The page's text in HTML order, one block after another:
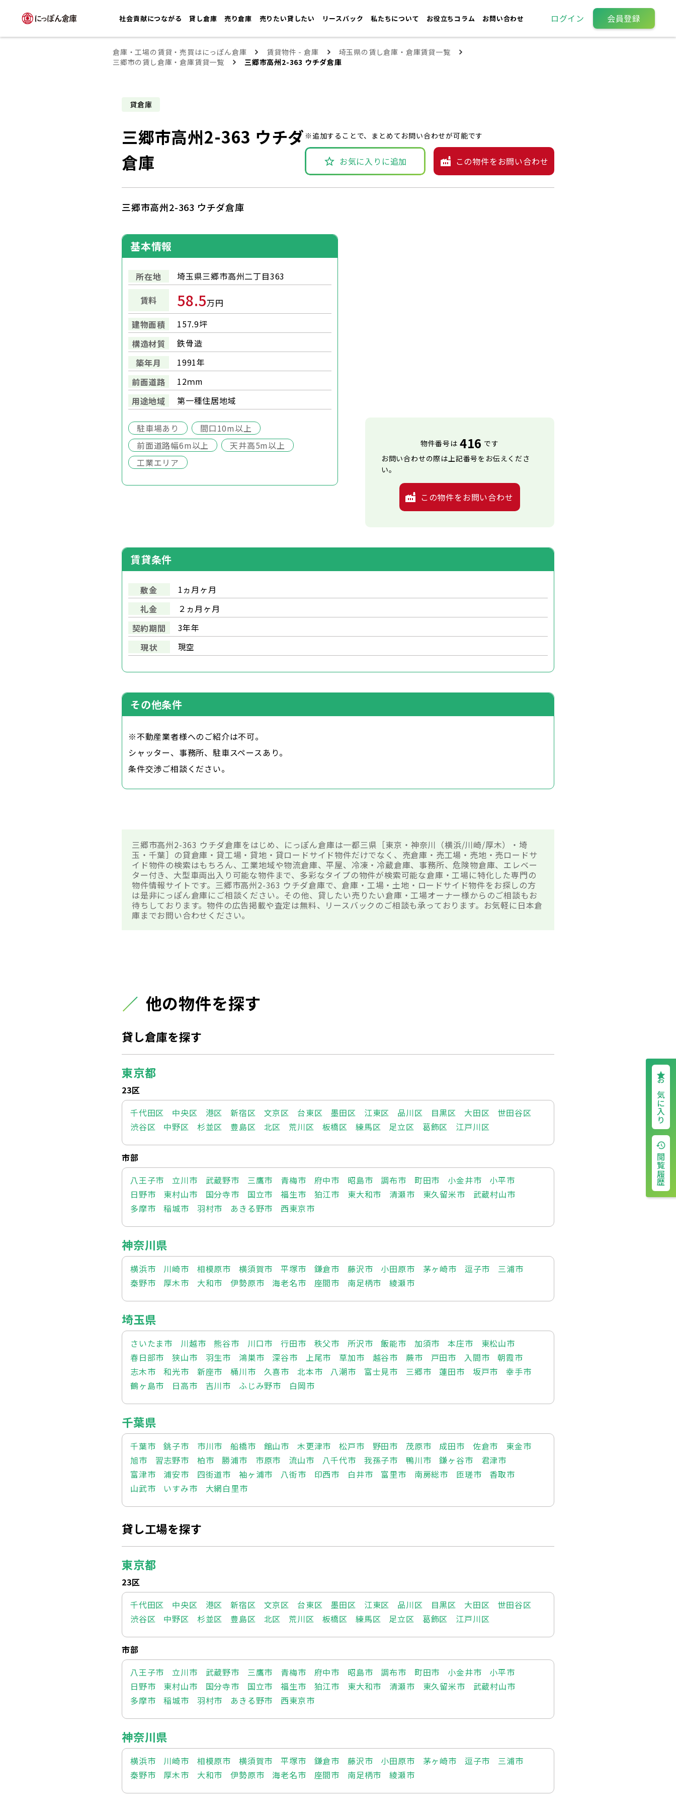
社会貢献につながる 貸し倉庫 売り倉庫 売りたい貸したい リースバック 私たちについて お役立ちコラム お問い合わせ ログイン 会員登録
倉庫・工場の賃貸・売買はにっぽん倉庫 賃貸物件 - 倉庫
埼玉県の賃し倉庫・倉庫賃貸一覧
三郷市の賃し倉庫・倉庫賃貸一覧
三郷市高州2-363 ウチダ倉庫
お気に入り
閲覧履歴
貸倉庫
三郷市高州2-363 ウチダ
倉庫
※追加することで、まとめてお問い合わせが可能です
お気に入りに追加 この物件をお問い合わせ
三郷市高州2-363 ウチダ倉庫
基本情報
所在地
埼玉県三郷市高州二丁目363
賃料
58.5万円
建物面積
157.9坪
構造材質
鉄骨造
築年月
1991年
前面道路
12ｍm
用途地域
第一種住居地域
駐車場あり
間口10m以上
前面道路幅6m以上
天井高5m以上
工業エリア
物件番号は 416 です
お問い合わせの際は上記番号をお伝えくださ
い。
この物件をお問い合わせ
賃貸条件
敷金
1ヵ月ヶ月
礼金
２ヵ月ヶ月
契約期間
3年年
現状
現空
その他条件
※不動産業者様へのご紹介は不可。
シャッター、事務所、駐車スペースあり。
条件交渉ご相談ください。
三郷市高州2-363 ウチダ倉庫をはじめ、にっぽん倉庫は一都三県［東京・神奈川（横浜/川崎/厚木）・埼
玉・千葉］の貸倉庫・貸工場・貸地・貸ロードサイド物件だけでなく、売倉庫・売工場・売地・売ロードサ
イド物件の検索はもちろん、工業地域や物流倉庫、平屋、冷凍・冷蔵倉庫、事務所、危険物倉庫、エレベー
ター付き、大型車両出入り可能な物件まで、多彩なタイプの物件が検索可能な倉庫・工場に特化した専門の
物件情報サイトです。三郷市高州2-363 ウチダ倉庫で、倉庫・工場・土地・ロードサイド物件をお探しの方
は是非にっぽん倉庫にご相談ください。その他、貸したい売りたい倉庫・工場オーナー様からのご相談もお
待ちしております。物件の広告掲載や査定は無料、リースバックのご相談も承っております。お気軽に日本倉
庫までお問い合わせください。
他の物件を探す
貸し倉庫を探す
東京都
23区
千代田区
中央区 港区 新宿区 文京区 台東区 墨田区 江東区 品川区 目黒区 大田区
世田谷区
渋谷区
中野区 杉並区 豊島区 北区 荒川区 板橋区 練馬区 足立区 葛飾区 江戸川区
市部
八王子市
立川市 武蔵野市 三鷹市 青梅市 府中市 昭島市 調布市 町田市 小金井市
小平市
日野市
東村山市 国分寺市 国立市 福生市 狛江市 東大和市 清瀬市 東久留米市
武蔵村山市
多摩市
稲城市 羽村市 あきる野市 西東京市
神奈川県
横浜市 川崎市 相模原市 横須賀市 平塚市 鎌倉市 藤沢市 小田原市 茅ヶ崎市 逗子市
三浦市
秦野市
厚木市 大和市 伊勢原市 海老名市 座間市 南足柄市 綾瀬市
埼玉県
さいたま市 川越市 熊谷市 川口市 行田市 秩父市 所沢市 飯能市 加須市 本庄市
東松山市
春日部市
狭山市 羽生市 鴻巣市 深谷市 上尾市 草加市 越谷市 蕨市 戸田市 入間市
朝霞市
志木市
和光市 新座市 桶川市 久喜市 北本市 八潮市 富士見市 三郷市 蓮田市 坂戸市
幸手市
鶴ヶ島市
日高市 吉川市 ふじみ野市 白岡市
千葉県
千葉市 銚子市 市川市 船橋市 館山市 木更津市 松戸市 野田市 茂原市 成田市 佐倉市
東金市
旭市
習志野市 柏市 勝浦市 市原市 流山市 八千代市 我孫子市 鴨川市 鎌ヶ谷市
君津市
富津市
浦安市 四街道市 袖ヶ浦市 八街市 印西市 白井市 富里市 南房総市 匝瑳市
香取市
山武市
いすみ市 大網白里市
貸し工場を探す
東京都
23区
千代田区
中央区 港区 新宿区 文京区 台東区 墨田区 江東区 品川区 目黒区 大田区
世田谷区
渋谷区
中野区 杉並区 豊島区 北区 荒川区 板橋区 練馬区 足立区 葛飾区 江戸川区
市部
八王子市
立川市 武蔵野市 三鷹市 青梅市 府中市 昭島市 調布市 町田市 小金井市
小平市
日野市
東村山市 国分寺市 国立市 福生市 狛江市 東大和市 清瀬市 東久留米市
武蔵村山市
多摩市
稲城市 羽村市 あきる野市 西東京市
神奈川県
横浜市 川崎市 相模原市 横須賀市 平塚市 鎌倉市 藤沢市 小田原市 茅ヶ崎市 逗子市
三浦市
秦野市
厚木市 大和市 伊勢原市 海老名市 座間市 南足柄市 綾瀬市